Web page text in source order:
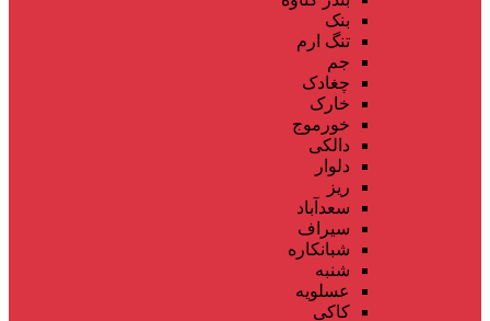
بنک
تنگ ارم
جم
چغادک
خارک
خورموج
دالکی
دلوار
ریز
سعدآباد
سیراف
شبانکاره
شنبه
عسلویه
کاکی